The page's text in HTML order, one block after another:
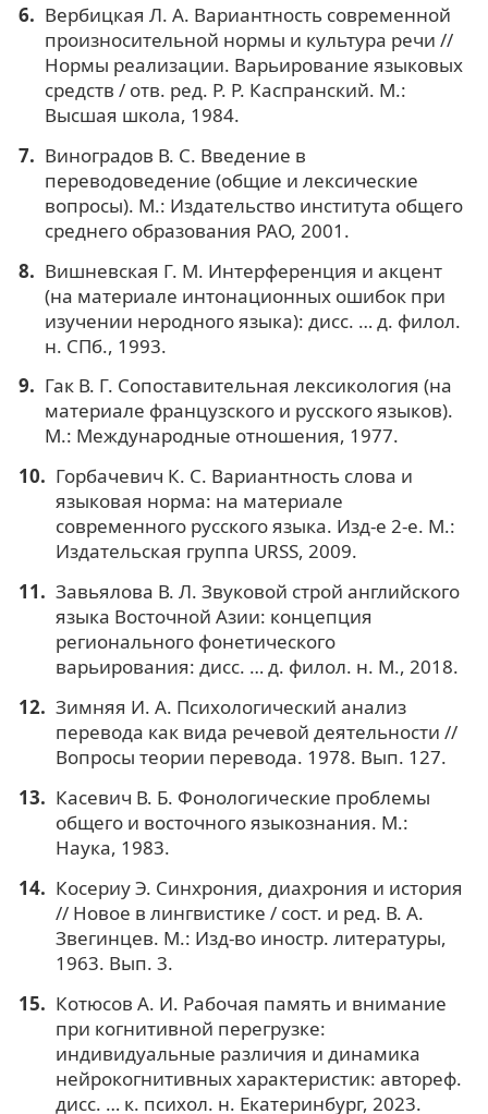
Вербицкая Л. А. Вариантность современной
произносительной нормы и культура речи //
Нормы реализации. Варьирование языковых
средств / отв. ред. Р. Р. Каспранский. М.:
Высшая школа, 1984.
Виноградов В. С. Введение в
переводоведение (общие и лексические
вопросы). М.: Издательство института общего
среднего образования РАО, 2001.
Вишневская Г. М. Интерференция и акцент
(на материале интонационных ошибок при
изучении неродного языка): дисс. … д. филол.
н. СПб., 1993.
Гак В. Г. Сопоставительная лексикология (на
материале французского и русского языков).
М.: Международные отношения, 1977.
Горбачевич К. С. Вариантность слова и
языковая норма: на материале
современного русского языка. Изд-е 2-е. М.:
Издательская группа URSS, 2009.
Завьялова В. Л. Звуковой строй английского
языка Восточной Азии: концепция
регионального фонетического
варьирования: дисс. … д. филол. н. М., 2018.
Зимняя И. А. Психологический анализ
перевода как вида речевой деятельности //
Вопросы теории перевода. 1978. Вып. 127.
Касевич В. Б. Фонологические проблемы
общего и восточного языкознания. М.:
Наука, 1983.
Косериу Э. Синхрония, диахрония и история
// Новое в лингвистике / сост. и ред. В. А.
Звегинцев. М.: Изд-во иностр. литературы,
1963. Вып. 3.
Котюсов А. И. Рабочая память и внимание
при когнитивной перегрузке:
индивидуальные различия и динамика
нейрокогнитивных характеристик: автореф.
дисс. … к. психол. н. Екатеринбург, 2023.